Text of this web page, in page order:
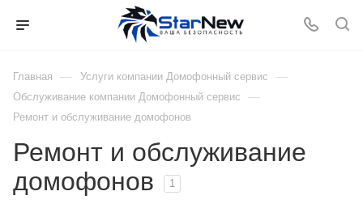
Главная — Услуги компании Домофонный сервис —
Обслуживание компании Домофонный сервис —
Ремонт и обслуживание домофонов
Ремонт и обслуживание
домофонов
1